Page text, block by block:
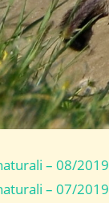
– 08/2019
– 07/2019